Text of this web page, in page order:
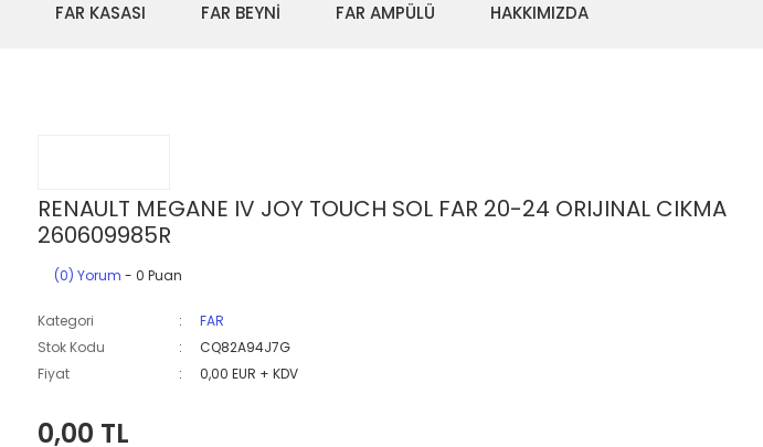
FAR KASASI FAR BEYNİ FAR AMPÜLÜ HAKKIMIZDA
RENAULT MEGANE IV JOY TOUCH SOL FAR 20-24 ORIJINAL CIKMA
260609985R
(0) Yorum - 0 Puan
Kategori
FAR
Stok Kodu
CQ82A94J7G
Fiyat
0,00 EUR + KDV
0,00 TL